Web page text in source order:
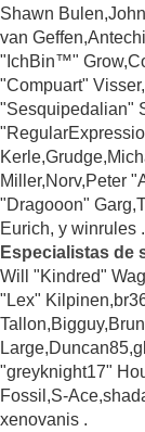
Shawn
van
"IchBin™"
"Compuart"
"Sesquipedalian"
Miller,Norv,Peter
"Dragooon"
Eurich, y winrules .
Especialistas de
Will "Kindred"
"Lex"
"greyknight17"
Fossil,S-
xenovanis .